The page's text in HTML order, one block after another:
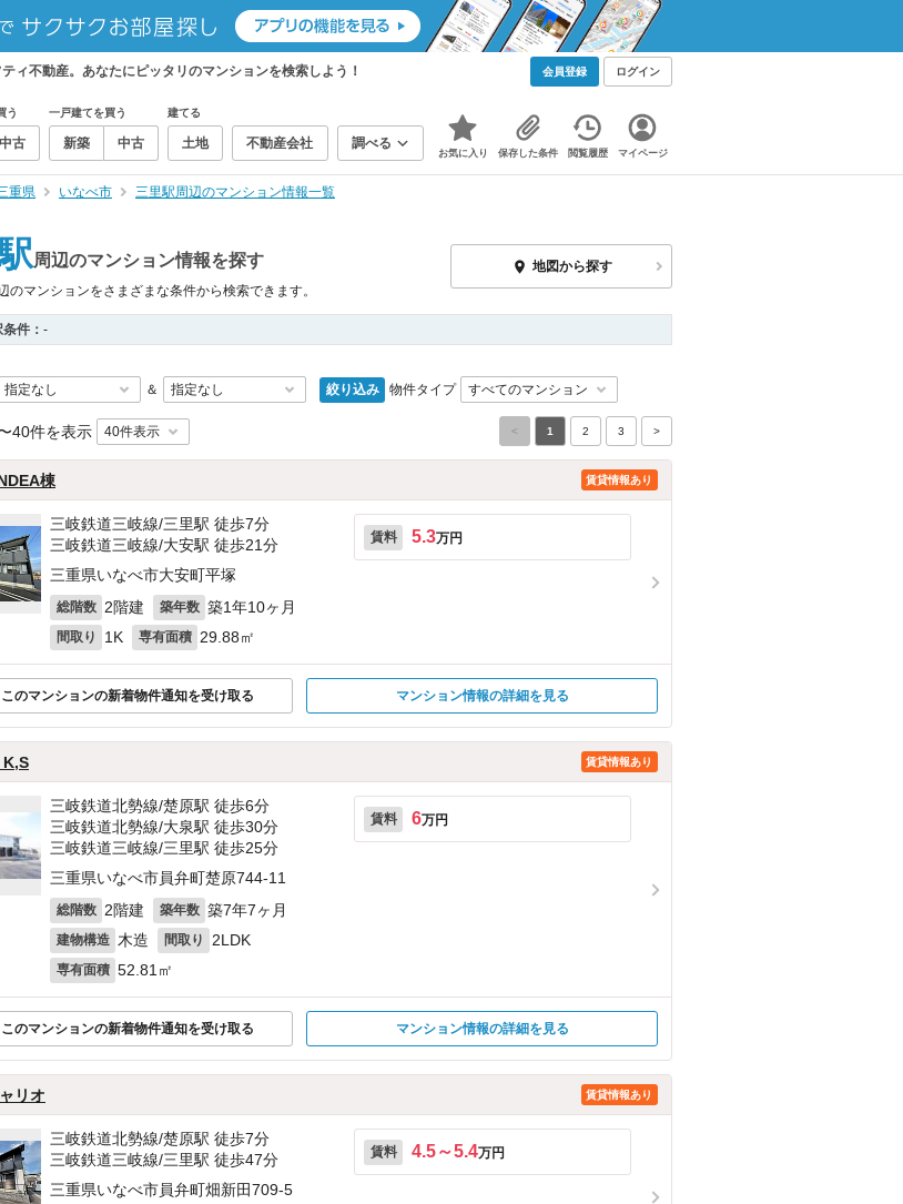
ィ不動産。あなたにピッタリのマンションを検索しよう！ 会員登録 ログイン
う
中古
一戸建てを買う
新築 中古
建てる
土地 不動産会社 調べる
お気に入り 保存した条件 閲覧履歴 マイページ
重県 いなべ市 三里駅周辺のマンション情報一覧
周辺のマンション情報を探す
のマンションをさまざまな条件から検索できます。
地図から探す
件： -
＆ 絞り込み 物件タイプ
40件を表示 < 1 2 3 >
棟 賃貸情報あり
三岐鉄道三岐線/三里駅 徒歩7分
三岐鉄道三岐線/大安駅 徒歩21分
三重県いなべ市大安町平塚
総階数 2階建 築年数 築1年10ヶ月
間取り 1K 専有面積 29.88㎡
賃料 5.3万円
このマンションの新着物件通知を受け取る マンション情報の詳細を見る
K,S 賃貸情報あり
三岐鉄道北勢線/楚原駅 徒歩6分
三岐鉄道北勢線/大泉駅 徒歩30分
三岐鉄道三岐線/三里駅 徒歩25分
三重県いなべ市員弁町楚原744‐11
総階数 2階建 築年数 築7年7ヶ月
建物構造 木造 間取り 2LDK
専有面積 52.81㎡
賃料 6万円
このマンションの新着物件通知を受け取る マンション情報の詳細を見る
リオ 賃貸情報あり
三岐鉄道北勢線/楚原駅 徒歩7分
三岐鉄道三岐線/三里駅 徒歩47分
三重県いなべ市員弁町畑新田709‐5
賃料 4.5～5.4万円